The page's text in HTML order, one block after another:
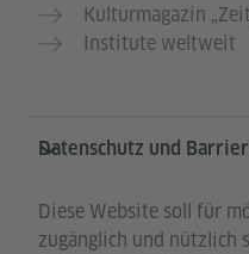
Kulturmagazin
Institute weltweit
Datenschutz und
Diese Website soll für
zugänglich und nützlich